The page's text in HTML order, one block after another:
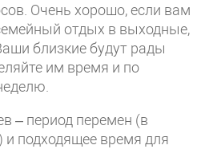
Очень хорошо, если вам
отдых в выходные,
близкие будут рады
им время и по
– период перемен (в
и подходящее время для